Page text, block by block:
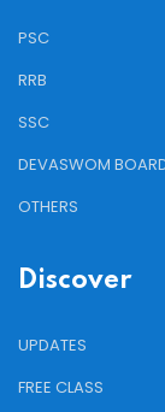
PSC
RRB
SSC
DEVASWOM
OTHERS
Discover
UPDATES
FREE CLASS